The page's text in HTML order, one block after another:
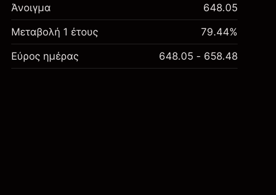
Άνοιγμα 648.05
Μεταβολή 1 έτους 79.44%
Εύρος ημέρας 648.05 - 658.48